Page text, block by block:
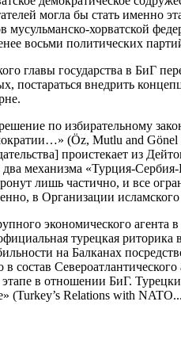
могла бы стать именно
мусульманско-хорватской
восьми политических
главы государства в
постараться внедрить
по избирательному
(Öz, Mutlu and
проистекает из
механизма «Турция-
лишь частично, и все
в Организации
экономического
турецкая
на Балканах
состав
в отношении БиГ.
(Turkey’s Relations with